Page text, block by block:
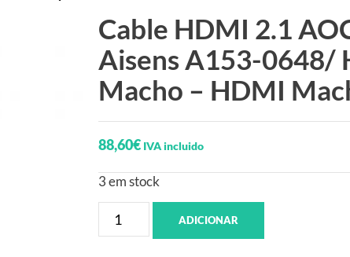
Cable HDMI 2.1
Aisens A153-0648/
Macho – HDMI
88,60€ IVA incluido
3 em stock
ADICIONAR